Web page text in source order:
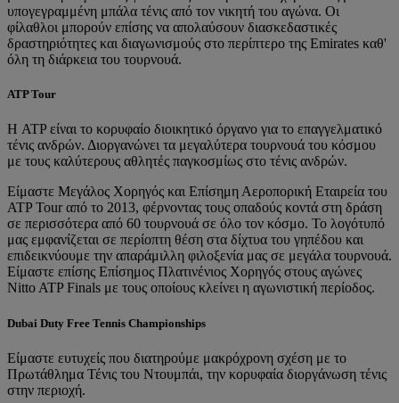
υπογεγραμμένη μπάλα τένις από τον νικητή του αγώνα. Οι
φίλαθλοι μπορούν επίσης να απολαύσουν διασκεδαστικές
δραστηριότητες και διαγωνισμούς στο περίπτερο της Emirates καθ'
όλη τη διάρκεια του τουρνουά.
ATP Tour
Η ATP είναι το κορυφαίο διοικητικό όργανο για το επαγγελματικό
τένις ανδρών. Διοργανώνει τα μεγαλύτερα τουρνουά του κόσμου
με τους καλύτερους αθλητές παγκοσμίως στο τένις ανδρών.
Είμαστε Μεγάλος Χορηγός και Επίσημη Αεροπορική Εταιρεία του
ATP Tour από το 2013, φέρνοντας τους οπαδούς κοντά στη δράση
σε περισσότερα από 60 τουρνουά σε όλο τον κόσμο. Το λογότυπό
μας εμφανίζεται σε περίοπτη θέση στα δίχτυα του γηπέδου και
επιδεικνύουμε την απαράμιλλη φιλοξενία μας σε μεγάλα τουρνουά.
Είμαστε επίσης Επίσημος Πλατινένιος Χορηγός στους αγώνες
Nitto ATP Finals με τους οποίους κλείνει η αγωνιστική περίοδος.
Dubai Duty Free Tennis Championships
Είμαστε ευτυχείς που διατηρούμε μακρόχρονη σχέση με το
Πρωτάθλημα Τένις του Ντουμπάι, την κορυφαία διοργάνωση τένις
στην περιοχή.